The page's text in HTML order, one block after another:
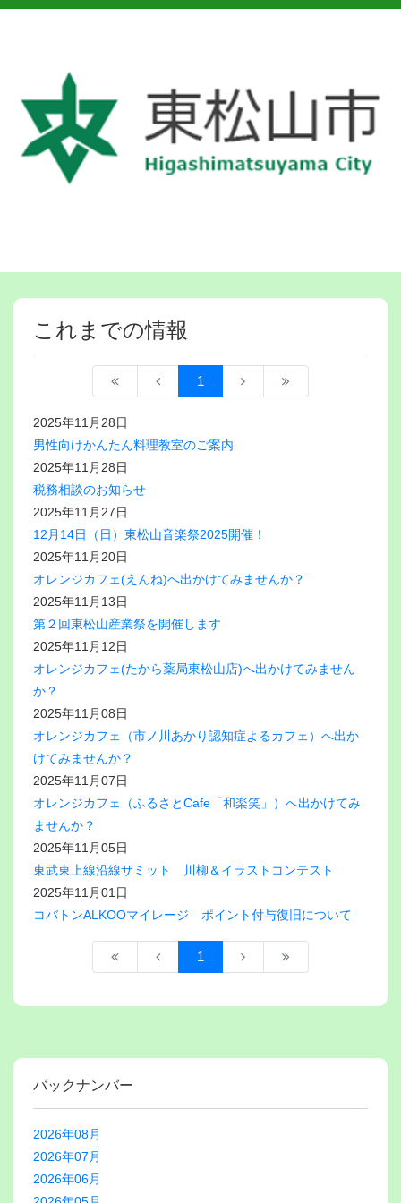
これまでの情報
1
2025年11月28日
男性向けかんたん料理教室のご案内
2025年11月28日
税務相談のお知らせ
2025年11月27日
12月14日（日）東松山音楽祭2025開催！
2025年11月20日
オレンジカフェ(えんね)へ出かけてみませんか？
2025年11月13日
第２回東松山産業祭を開催します
2025年11月12日
オレンジカフェ(たから薬局東松山店)へ出かけてみません
か？
2025年11月08日
オレンジカフェ（市ノ川あかり認知症よるカフェ）へ出か
けてみませんか？
2025年11月07日
オレンジカフェ（ふるさとCafe「和楽笑」）へ出かけてみ
ませんか？
2025年11月05日
東武東上線沿線サミット 川柳＆イラストコンテスト
2025年11月01日
コバトンALKOOマイレージ ポイント付与復旧について
1
バックナンバー
2026年08月
2026年07月
2026年06月